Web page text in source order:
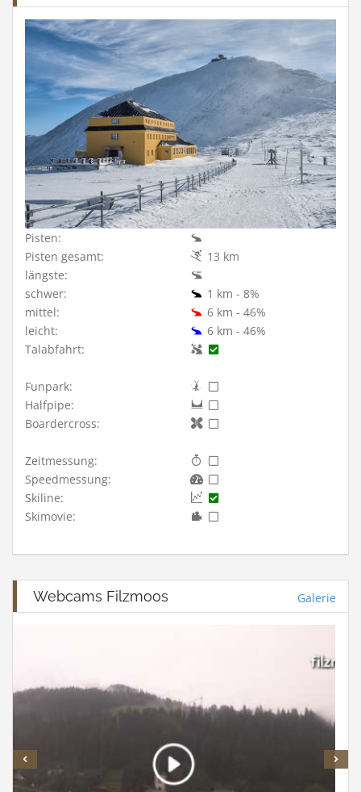
Pisten:
Pisten gesamt:
13 km
längste:
schwer:
1 km - 8%
mittel:
6 km - 46%
leicht:
6 km - 46%
Talabfahrt:
Funpark:
Halfpipe:
Boardercross:
Zeitmessung:
Speedmessung:
Skiline:
Skimovie:
Webcams Filzmoos Galerie